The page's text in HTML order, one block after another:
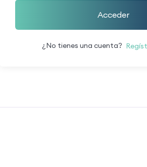
Acceder
¿No tienes una cuenta?